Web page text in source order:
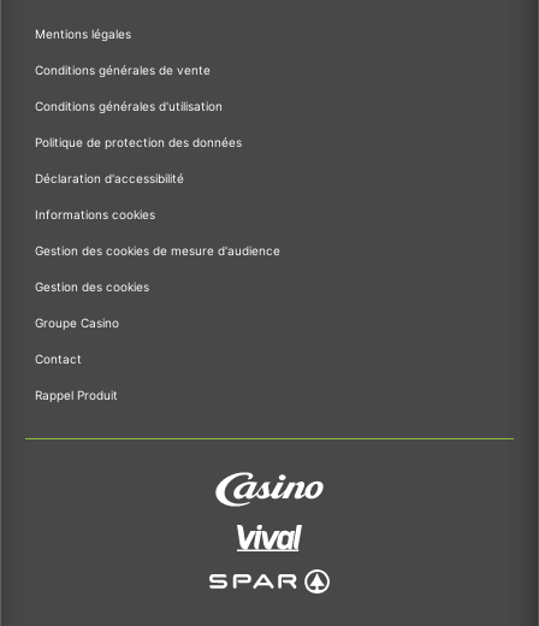
Mentions légales
Conditions générales de vente
Conditions générales d'utilisation
Politique de protection des données
Déclaration d'accessibilité
Informations cookies
Gestion des cookies de mesure d'audience
Gestion des cookies
Groupe Casino
Contact
Rappel Produit